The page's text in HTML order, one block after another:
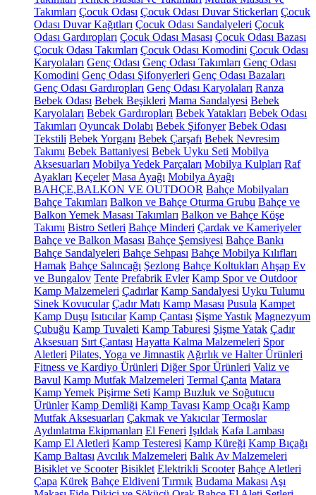
Takımları Çocuk Odası Çocuk Odası Duvar Stickerları Çocuk
Odası Duvar Kağıtları Çocuk Odası Sandalyeleri Çocuk
Odası Gardıropları Çocuk Odası Masası Çocuk Odası Bazası
Çocuk Odası Takımları Çocuk Odası Komodini Çocuk Odası
Karyolaları Genç Odası Genç Odası Takımları Genç Odası
Komodini Genç Odası Şifonyerleri Genç Odası Bazaları
Genç Odası Gardıropları Genç Odası Karyolaları Ranza
Bebek Odası Bebek Beşikleri Mama Sandalyesi Bebek
Karyolaları Bebek Gardıropları Bebek Yatakları Bebek Odası
Takımları Oyuncak Dolabı Bebek Şifonyer Bebek Odası
Tekstili Bebek Yorganı Bebek Çarşafı Bebek Nevresim
Takımı Bebek Battaniyesi Bebek Uyku Seti Mobilya
Aksesuarları Mobilya Yedek Parçaları Mobilya Kulpları Raf
Ayakları Keçeler Masa Ayağı Mobilya Ayağı
BAHÇE,BALKON VE OUTDOOR Bahçe Mobilyaları
Bahçe Takımları Balkon ve Bahçe Oturma Grubu Bahçe ve
Balkon Yemek Masası Takımları Balkon ve Bahçe Köşe
Takımı Bistro Setleri Bahçe Minderi Çardak ve Kameriyeler
Bahçe ve Balkon Masası Bahçe Şemsiyesi Bahçe Bankı
Bahçe Sandalyeleri Bahçe Sehpası Bahçe Mobilya Kılıfları
Hamak Bahçe Salıncağı Şezlong Bahçe Koltukları Ahşap Ev
ve Bungalov Tente Prefabrik Evler Kamp Spor ve Outdoor
Kamp Malzemeleri Çadırlar Kamp Sandalyesi Uyku Tulumu
Sinek Kovucular Çadır Matı Kamp Masası Pusula Kampet
Kamp Duşu Isıtıcılar Kamp Çantası Şişme Yastık Magnezyum
Çubuğu Kamp Tuvaleti Kamp Taburesi Şişme Yatak Çadır
Aksesuarı Sırt Çantası Hayatta Kalma Malzemeleri Spor
Aletleri Pilates, Yoga ve Jimnastik Ağırlık ve Halter Ürünleri
Fitness ve Kardiyo Ürünleri Diğer Spor Ürünleri Valiz ve
Bavul Kamp Mutfak Malzemeleri Termal Çanta Matara
Kamp Yemek Pişirme Seti Kamp Buzluk ve Soğutucu
Ürünler Kamp Demliği Kamp Tavası Kamp Ocağı Kamp
Mutfak Aksesuarları Çakmak ve Yakıcılar Termoslar
Aydınlatma Ekipmanları El Feneri Işıldak Kafa Lambası
Kamp El Aletleri Kamp Testeresi Kamp Küreği Kamp Bıçağı
Kamp Baltası Avcılık Malzemeleri Balık Av Malzemeleri
Bisiklet ve Scooter Bisiklet Elektrikli Scooter Bahçe Aletleri
Çapa Kürek Bahçe Eldiveni Tırmık Budama Makası Aşı